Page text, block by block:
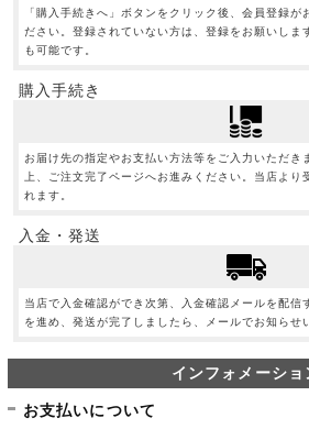
「購入手続きへ」ボタンをクリック後、会員登録が
ださい。登録されていない方は、登録をお願いしま
も可能です。
購入手続き
お届け先の指定やお支払い方法等をご入力いただき
上、ご注文完了ページへお進みください。当店より
れます。
入金・発送
当店で入金確認ができ次第、入金確認メールを配信
を進め、発送が完了しましたら、メールでお知らせ
インフォメーショ
お支払いについて